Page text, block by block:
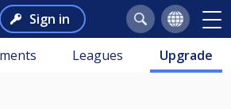
Sign in
Leagues Upgrade